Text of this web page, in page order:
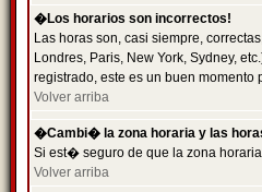
�Los horarios son incorrectos!
Las horas son, casi siempre,
Londres, Paris, New York, Sydney,
registrado, este es un buen momento
Volver arriba
�Cambi� la zona horaria y las
Si est� seguro de que la zona
Volver arriba